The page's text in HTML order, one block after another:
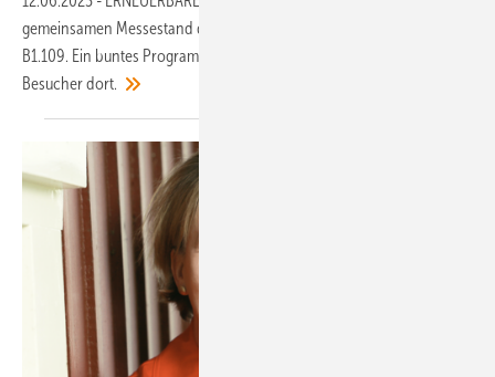
gemeinsamen Messestand des Alfons W. Gentner Verlags, Stand
B1.109. Ein buntes Programm und spannende Gespräche erwartet die
Besucherdort.